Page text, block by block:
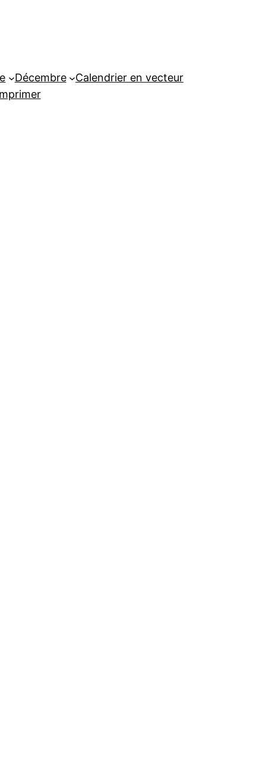
Décembre
Calendrier en vecteur